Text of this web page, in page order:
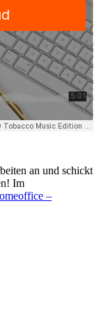
an und schickt
Im
–